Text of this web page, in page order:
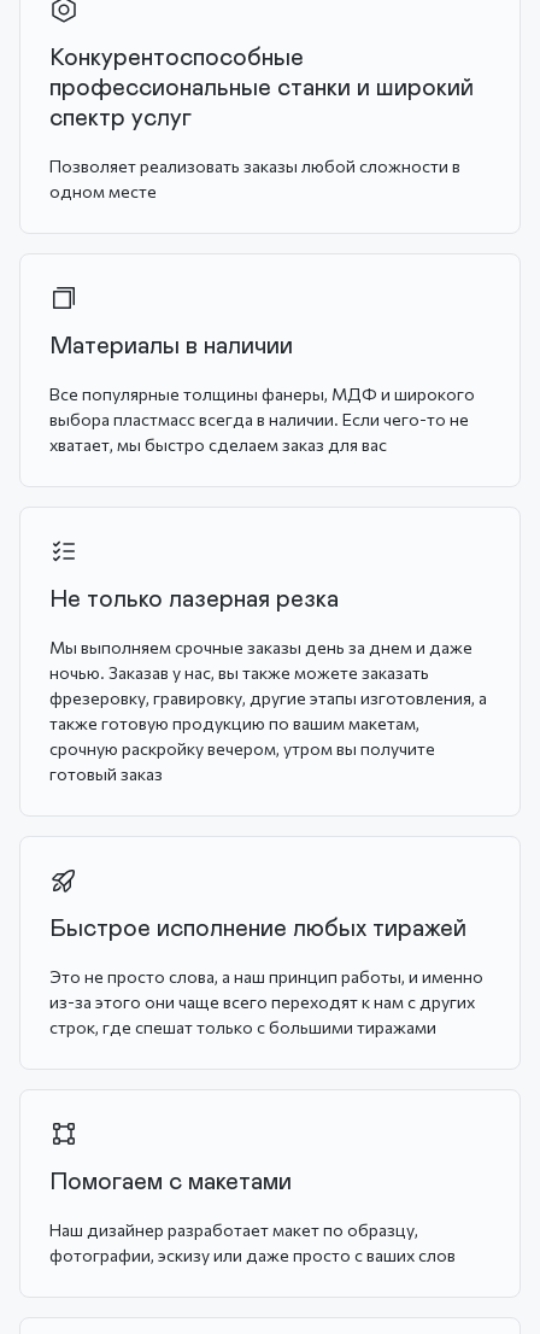
Конкурентоспособные
профессиональные станки и широкий
спектр услуг
Позволяет реализовать заказы любой сложности в
одном месте
Материалы в наличии
Все популярные толщины фанеры, МДФ и широкого
выбора пластмасс всегда в наличии. Если чего-то не
хватает, мы быстро сделаем заказ для вас
Не только лазерная резка
Мы выполняем срочные заказы день за днем и даже
ночью. Заказав у нас, вы также можете заказать
фрезеровку, гравировку, другие этапы изготовления, а
также готовую продукцию по вашим макетам,
срочную раскройку вечером, утром вы получите
готовый заказ
Быстрое исполнение любых тиражей
Это не просто слова, а наш принцип работы, и именно
из-за этого они чаще всего переходят к нам с других
строк, где спешат только с большими тиражами
Помогаем с макетами
Наш дизайнер разработает макет по образцу,
фотографии, эскизу или даже просто с ваших слов